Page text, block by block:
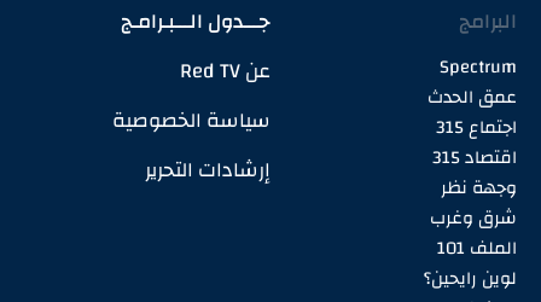
البرامج
Spectrum
عمق الحدث
اجتماع 315
اقتصاد 315
وجهة نظر
شرق وغرب
الملف 101
لوين رايحين؟
جـــدول الـــبـرامـج
عن Red TV
سياسة الخصوصية
إرشادات التحرير